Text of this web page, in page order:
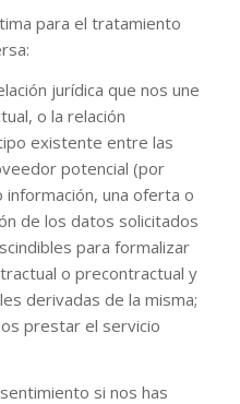
para el tratamiento
jurídica que nos une
o la relación
existente entre las
potencial (por
una oferta o
de los datos solicitados
para formalizar
o precontractual y
derivadas de la misma;
prestar el servicio
si nos has